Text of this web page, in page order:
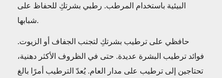
البيئية باستخدام المرطب. رطبي بشرتكِ للحفاظ على
شبابها.
حافظي على ترطيب بشرتكِ لتجنب الجفاف أو الزيوت.
فوائد ترطيب البشرة عديدة. حتى في الظروف الأكثر دهنية،
تحتاجين إلى ترطيب على مدار العام. يُعدّ الترطيب أمرًا بالغ